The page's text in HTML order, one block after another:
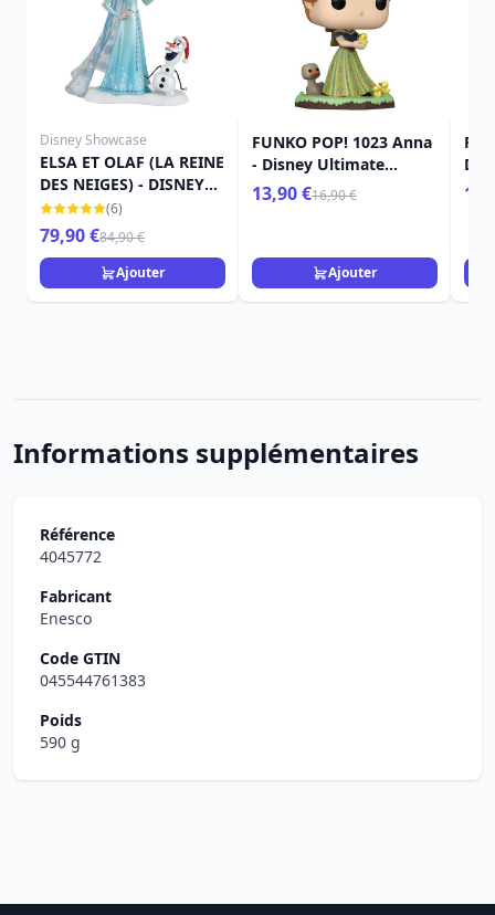
Disney Showcase
ELSA ET OLAF (LA REINE
DES NEIGES) - DISNEY
SHOWCASE
(6)
79,90 €84,90 €
Ajouter
FUNKO POP! 1023 Anna
- Disney Ultimate
Princess
13,90 €16,90 €
Ajouter
Informations supplémentaires
Référence
4045772
Fabricant
Enesco
Code GTIN
045544761383
Poids
590 g